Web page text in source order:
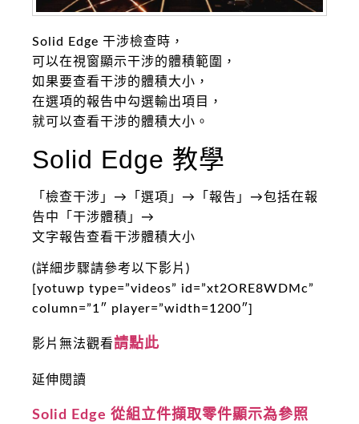
Solid Edge 干涉檢查時，
可以在視窗顯示干涉的體積範圍，
如果要查看干涉的體積大小，
在選項的報告中勾選輸出項目，
就可以查看干涉的體積大小。
Solid Edge 教學
「檢查干涉」→「選項」→「報告」→包括在報
告中「干涉體積」→
文字報告查看干涉體積大小
(詳細步驟請參考以下影片)
[yotuwp type=”videos” id=”xt2ORE8WDMc”
column=”1″ player=”width=1200″]
影片無法觀看請點此
延伸閱讀
Solid Edge 從組立件擷取零件顯示為參照